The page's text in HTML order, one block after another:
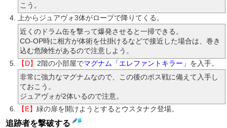
こう。
上からジュアヴォ3体がロープで降りてくる。
近くのドラム缶を撃って爆発させると一掃できる。
CO-OP時に相方が体術を仕掛けるなどで接近した場合は、巻き
込む危険性があるので注意しよう。
【D】 2階の小部屋でマグナム「エレファントキラー」 を入手。
非常に強力なマグナムなので、この後のボス戦に備えて入手し
ておこう。
ジュアヴォが2体いるので注意。
【E】 緑の扉を開けようとするとウスタナク登場。
追跡者を撃破する